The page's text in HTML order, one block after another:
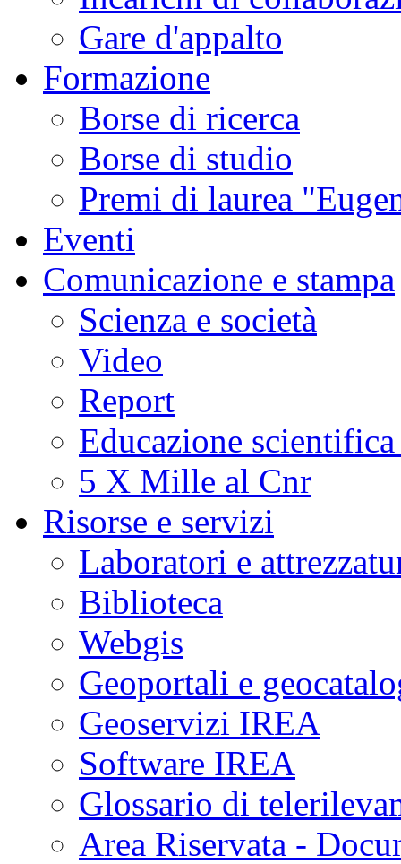
Gare d'appalto
Formazione
Borse di ricerca
Borse di studio
Premi di laurea
Eventi
Comunicazione e stampa
Scienza e società
Video
Report
Educazione
5 X Mille al Cnr
Risorse e servizi
Laboratori e
Biblioteca
Webgis
Geoportali e
Geoservizi IREA
Software IREA
Glossario di
Area Riservata -